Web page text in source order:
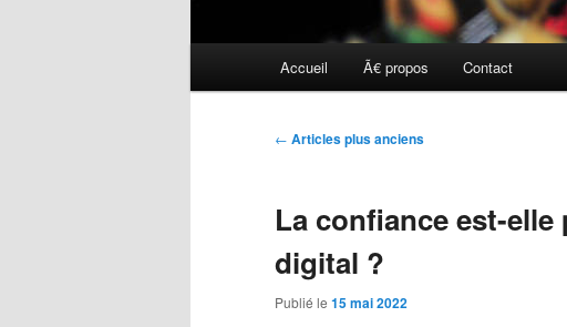
Accueil Ã€ propos Contact
Navigation
← Articles plus anciens
La confiance est-elle
digital ?
Publié le 15 mai 2022